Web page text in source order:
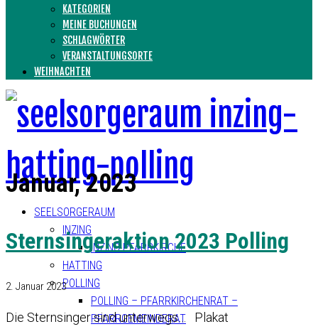
KATEGORIEN
MEINE BUCHUNGEN
SCHLAGWÖRTER
VERANSTALTUNGSORTE
WEIHNACHTEN
SEELSORGERAUM
INZING
INZING PFARRKIRCHE
HATTING
POLLING
POLLING – PFARRKIRCHENRAT –
PFARRGEMEINDERAT
Januar, 2023
Sternsingeraktion 2023 Polling
2. Januar 2023
Die Sternsinger sind unterwegs… Plakat